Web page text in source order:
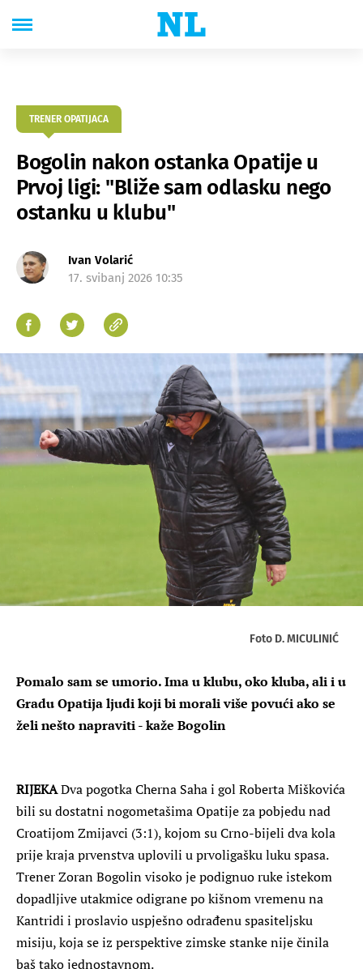
TRENER OPATIJACA
Bogolin nakon ostanka Opatije u
Prvoj ligi: "Bliže sam odlasku nego
ostanku u klubu"
Ivan Volarić
17. svibanj 2026 10:35
Foto D. MICULINIĆ
Pomalo sam se umorio. Ima u klubu, oko kluba, ali i u
Gradu Opatija ljudi koji bi morali više povući ako se
želi nešto napraviti - kaže Bogolin
RIJEKADva pogotka Cherna Saha i gol Roberta Miškovića
bili su dostatni nogometašima Opatije za pobjedu nad
Croatijom Zmijavci (3:1), kojom su Crno-bijeli dva kola
prije kraja prvenstva uplovili u prvoligašku luku spasa.
Trener Zoran Bogolin visoko je podignuo ruke istekom
dopadljive utakmice odigrane po kišnom vremenu na
Kantridi i proslavio uspješno odrađenu spasiteljsku
misiju, koja se iz perspektive zimske stanke nije činila
baš tako jednostavnom.